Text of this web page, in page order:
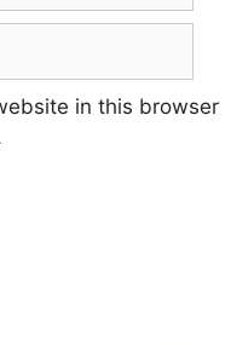
in this browser